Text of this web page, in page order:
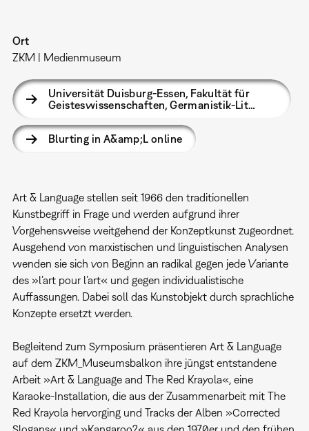
Ort
ZKM | Medienmuseum
Universität Duisburg-Essen, Fakultät für
Geisteswissenschaften, Germanistik-Lit…
Blurting in A&amp;L online
Art & Language stellen seit 1966 den traditionellen
Kunstbegriff in Frage und werden aufgrund ihrer
Vorgehensweise weitgehend der Konzeptkunst zugeordnet.
Ausgehend von marxistischen und linguistischen Analysen
wenden sie sich von Beginn an radikal gegen jede Variante
des »l’art pour l’art« und gegen individualistische
Auffassungen. Dabei soll das Kunstobjekt durch sprachliche
Konzepte ersetzt werden.
Begleitend zum Symposium präsentieren Art & Language
auf dem ZKM_Museumsbalkon ihre jüngst entstandene
Arbeit »Art & Language and The Red Krayola«, eine
Karaoke-Installation, die aus der Zusammenarbeit mit The
Red Krayola hervorging und Tracks der Alben »Corrected